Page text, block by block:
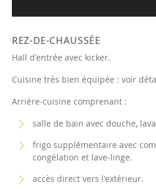
REZ-DE-CHAUSSÉE
Hall d'entrée avec kicker.
Cuisine très bien équipée : voir
Arrière-cuisine comprenant :
salle de bain avec douche,
frigo supplémentaire avec
congélation et lave-linge.
accès direct vers l'extérieur.